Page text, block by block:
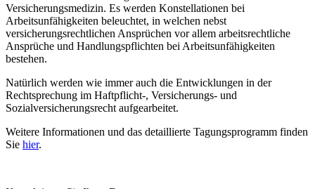
Versicherungsmedizin. Es werden Konstellationen bei
Arbeitsunfähigkeiten beleuchtet, in welchen nebst
versicherungsrechtlichen Ansprüchen vor allem arbeitsrechtliche
Ansprüche und Handlungspflichten bei Arbeitsunfähigkeiten
bestehen.
Natürlich werden wie immer auch die Entwicklungen in der
Rechtsprechung im Haftpflicht-, Versicherungs- und
Sozialversicherungsrecht aufgearbeitet.
Weitere Informationen und das detaillierte Tagungsprogramm finden
Sie hier.